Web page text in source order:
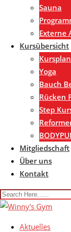
Sauna
Externe
Kursübersicht
Kursplan
Yoga
Bauch
Rücken
Step
Mitgliedschaft
Über uns
Kontakt
Aktuelles